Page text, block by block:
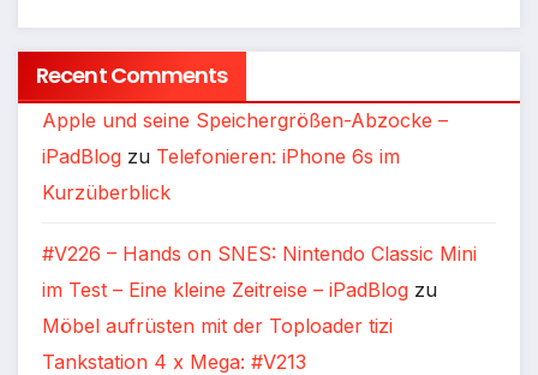
Recent Comments
Apple und seine Speichergrößen-Abzocke –
iPadBlog zu Telefonieren: iPhone 6s im
Kurzüberblick
#V226 – Hands on SNES: Nintendo Classic Mini
im Test – Eine kleine Zeitreise – iPadBlog zu
Möbel aufrüsten mit der Toploader tizi
Tankstation 4 x Mega: #V213